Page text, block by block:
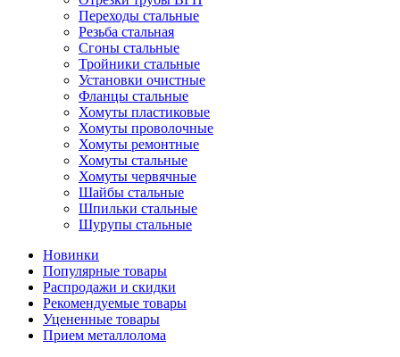
Переходы стальные
Резьба стальная
Сгоны стальные
Тройники стальные
Установки очистные
Фланцы стальные
Хомуты пластиковые
Хомуты проволочные
Хомуты ремонтные
Хомуты стальные
Хомуты червячные
Шайбы стальные
Шпильки стальные
Шурупы стальные
Новинки
Популярные товары
Распродажи и скидки
Рекомендуемые товары
Уцененные товары
Прием металлолома